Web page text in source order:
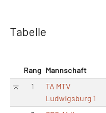
Tabelle
Rang Mannschaft
1
TA MTV
Ludwigsburg 1